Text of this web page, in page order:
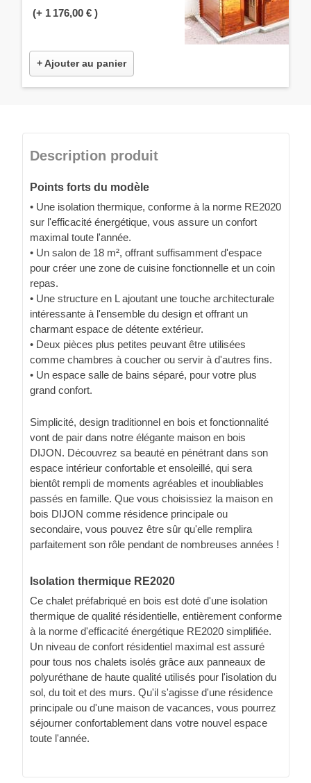
(+ 1 176,00 € )
+ Ajouter au panier
Description produit
Points forts du modèle
• Une isolation thermique, conforme à la norme RE2020
sur l'efficacité énergétique, vous assure un confort
maximal toute l'année.
• Un salon de 18 m², offrant suffisamment d'espace
pour créer une zone de cuisine fonctionnelle et un coin
repas.
• Une structure en L ajoutant une touche architecturale
intéressante à l'ensemble du design et offrant un
charmant espace de détente extérieur.
• Deux pièces plus petites peuvant être utilisées
comme chambres à coucher ou servir à d'autres fins.
• Un espace salle de bains séparé, pour votre plus
grand confort.
Simplicité, design traditionnel en bois et fonctionnalité
vont de pair dans notre élégante maison en bois
DIJON. Découvrez sa beauté en pénétrant dans son
espace intérieur confortable et ensoleillé, qui sera
bientôt rempli de moments agréables et inoubliables
passés en famille. Que vous choisissiez la maison en
bois DIJON comme résidence principale ou
secondaire, vous pouvez être sûr qu'elle remplira
parfaitement son rôle pendant de nombreuses années !
Isolation thermique RE2020
Ce chalet préfabriqué en bois est doté d'une isolation
thermique de qualité résidentielle, entièrement conforme
à la norme d'efficacité énergétique RE2020 simplifiée.
Un niveau de confort résidentiel maximal est assuré
pour tous nos chalets isolés grâce aux panneaux de
polyuréthane de haute qualité utilisés pour l'isolation du
sol, du toit et des murs. Qu'il s'agisse d'une résidence
principale ou d'une maison de vacances, vous pourrez
séjourner confortablement dans votre nouvel espace
toute l'année.